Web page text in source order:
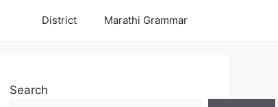
District Marathi Grammar
Search